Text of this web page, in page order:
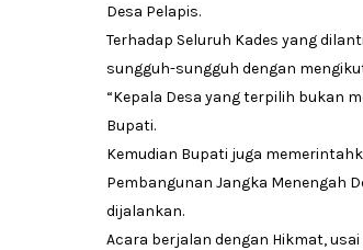
Desa Pelapis.
Terhadap Seluruh Kades yang
sungguh-sungguh dengan
“Kepala Desa yang terpilih bukan
Bupati.
Kemudian Bupati juga
Pembangunan Jangka Menengah
dijalankan.
Acara berjalan dengan Hikmat,